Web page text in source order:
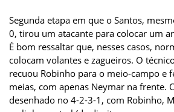
Segunda etapa em que o Santos,
0, tirou um atacante para colocar um
É bom ressaltar que, nesses casos,
colocam volantes e zagueiros. O
recuou Robinho para o meio-campo e
meias, com apenas Neymar na frente.
desenhado no 4-2-3-1, com Robinho,